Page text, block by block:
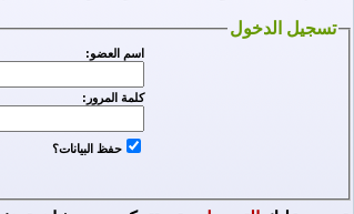
تسجيل الدخول
اسم العضو:
كلمة المرور:
حفظ البيانات؟